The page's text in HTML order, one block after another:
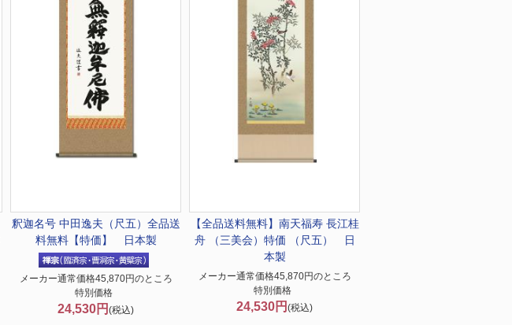
釈迦名号 中田逸夫（尺五）全品送
料無料【特価】 日本製
メーカー通常価格45,870円のところ
特別価格
24,530円 (税込)
【全品送料無料】 南天福寿 長江桂
舟 （三美会）特価 （尺五） 日
本製
メーカー通常価格45,870円のところ
特別価格
24,530円 (税込)